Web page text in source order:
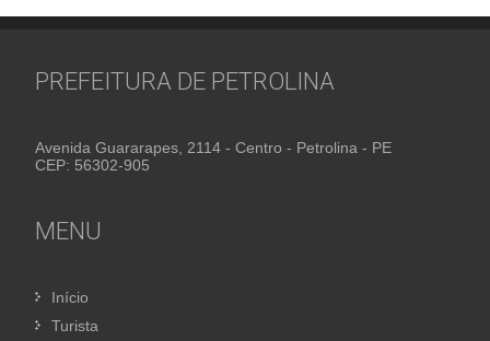
PREFEITURA DE PETROLINA
Avenida Guararapes, 2114 - Centro - Petrolina - PE
CEP: 56302-905
MENU
Início
Turista